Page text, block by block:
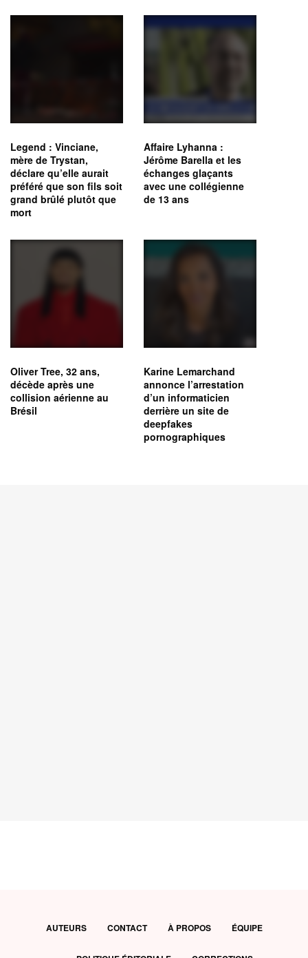
Legend : Vinciane,
mère de Trystan,
déclare qu’elle aurait
préféré que son fils soit
grand brûlé plutôt que
mort
Affaire Lyhanna :
Jérôme Barella et les
échanges glaçants
avec une collégienne
de 13 ans
Oliver Tree, 32 ans,
décède après une
collision aérienne au
Brésil
Karine Lemarchand
annonce l’arrestation
d’un informaticien
derrière un site de
deepfakes
pornographiques
AUTEURS CONTACT À PROPOS ÉQUIPE